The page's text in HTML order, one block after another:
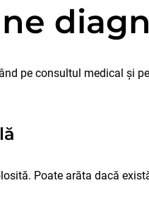
pe consultul medical și
Poate arăta dacă